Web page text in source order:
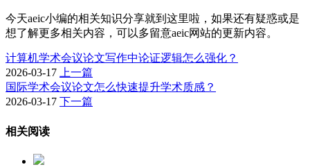
今天aeic小编的相关知识分享就到这里啦，如果还有疑惑或是
想了解更多相关内容，可以多留意aeic网站的更新内容。
计算机学术会议论文写作中论证逻辑怎么强化？
2026-03-17 上一篇
国际学术会议论文怎么快速提升学术质感？
2026-03-17 下一篇
相关阅读